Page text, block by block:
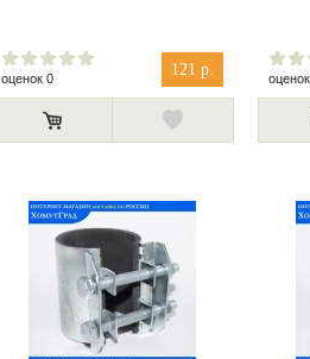
121 р.
оценок 0